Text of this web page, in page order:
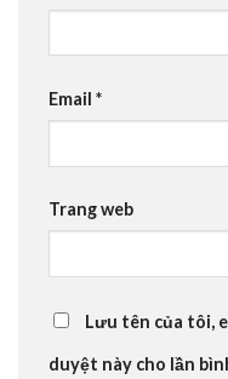
Email *
Trang web
Lưu tên của tôi,
duyệt này cho lần